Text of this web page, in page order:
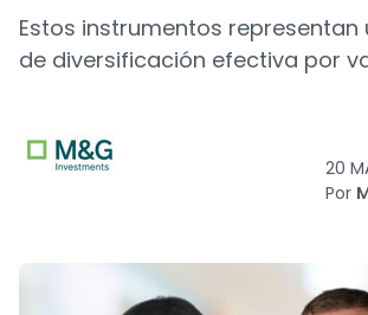
Estos instrumentos representan
de diversificación efectiva por
20
Por